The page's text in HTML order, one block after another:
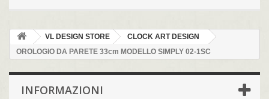
VL DESIGN STORE
CLOCK ART DESIGN
OROLOGIO DA PARETE 33cm MODELLO SIMPLY 02-1SC
INFORMAZIONI